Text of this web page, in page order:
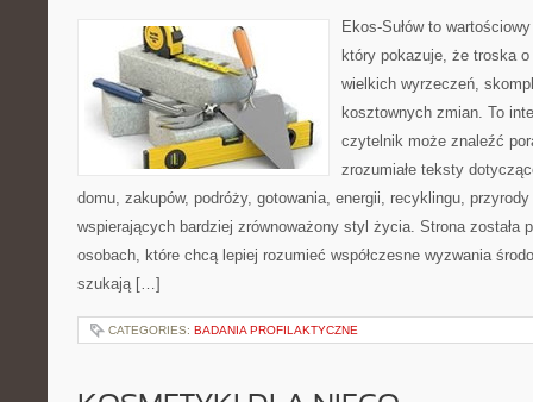
Ekos-Sułów to
który pokazuje, że troska
wielkich wyrzeczeń,
kosztownych zmian. To
czytelnik może znaleźć
zrozumiałe teksty
domu, zakupów, podróży, gotowania, energii, recyklingu,
wspierających bardziej zrównoważony styl życia. Strona została
osobach, które chcą lepiej rozumieć współczesne wyzwania
szukają […]
CATEGORIES: BADANIA PROFILAKTYCZNE